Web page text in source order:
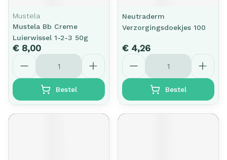
Mustela
Mustela Bb Creme
Luierwissel 1-2-3 50g
€ 8,00
Aantal
Bestel
Neutraderm
Verzorgingsdoekjes 100
€ 4,26
Aantal
Bestel